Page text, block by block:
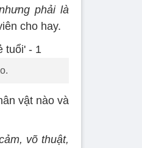
phải là
cho hay.
vật nào và
võ thuật,